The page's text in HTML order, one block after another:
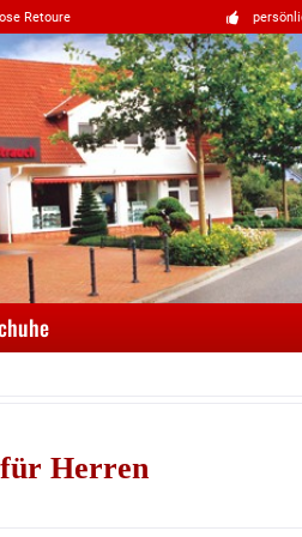
Retoure
Herren